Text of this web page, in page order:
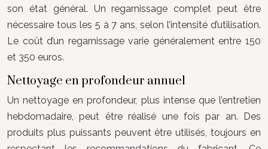
son état général. Un regarnissage complet peut être
nécessaire tous les 5 à 7 ans, selon l’intensité d’utilisation.
Le coût d’un regarnissage varie généralement entre 150
et 350 euros.
Nettoyage en profondeur annuel
Un nettoyage en profondeur, plus intense que l’entretien
hebdomadaire, peut être réalisé une fois par an. Des
produits plus puissants peuvent être utilisés, toujours en